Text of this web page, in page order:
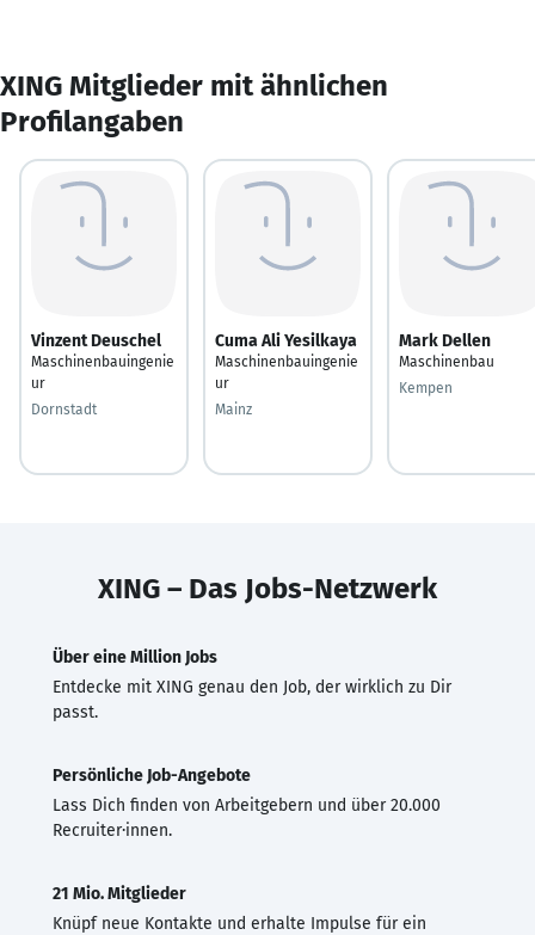
XING Mitglieder mit ähnlichen
Profilangaben
Vinzent Deuschel
Maschinenbauingenie
ur
Dornstadt
Cuma Ali Yesilkaya
Maschinenbauingenie
ur
Mainz
Mark Dellen
Maschinenbau
Kempen
XING – Das Jobs-Netzwerk
Über eine Million Jobs
Entdecke mit XING genau den Job, der wirklich zu Dir
passt.
Persönliche Job-Angebote
Lass Dich finden von Arbeitgebern und über 20.000
Recruiter·innen.
21 Mio. Mitglieder
Knüpf neue Kontakte und erhalte Impulse für ein